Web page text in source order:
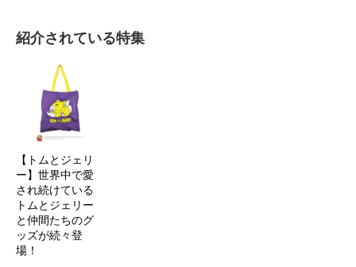
紹介されている特集
【トムとジェリ
ー】世界中で愛
され続けている
トムとジェリー
と仲間たちのグ
ッズが続々登
場！